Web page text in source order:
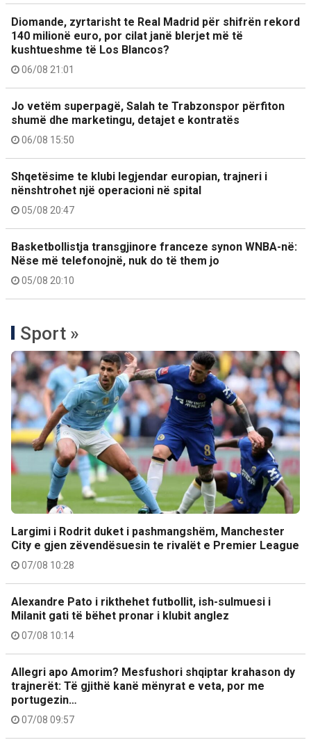
Diomande, zyrtarisht te Real Madrid për shifrën rekord
140 milionë euro, por cilat janë blerjet më të
kushtueshme të Los Blancos?
06/08 21:01
Jo vetëm superpagë, Salah te Trabzonspor përfiton
shumë dhe marketingu, detajet e kontratës
06/08 15:50
Shqetësime te klubi legjendar europian, trajneri i
nënshtrohet një operacioni në spital
05/08 20:47
Basketbollistja transgjinore franceze synon WNBA-në:
Nëse më telefonojnë, nuk do të them jo
05/08 20:10
Sport »
Largimi i Rodrit duket i pashmangshëm, Manchester
City e gjen zëvendësuesin te rivalët e Premier League
07/08 10:28
Alexandre Pato i rikthehet futbollit, ish-sulmuesi i
Milanit gati të bëhet pronar i klubit anglez
07/08 10:14
Allegri apo Amorim? Mesfushori shqiptar krahason dy
trajnerët: Të gjithë kanë mënyrat e veta, por me
portugezin…
07/08 09:57